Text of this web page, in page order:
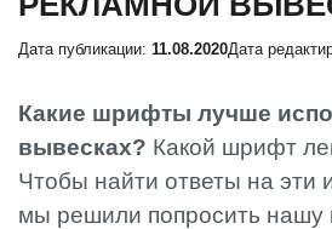
Дата публикации: 11.08.2020Дата
Какие шрифты лучше
вывесках? Какой шрифт
Чтобы найти ответы на эти
мы решили попросить нашу